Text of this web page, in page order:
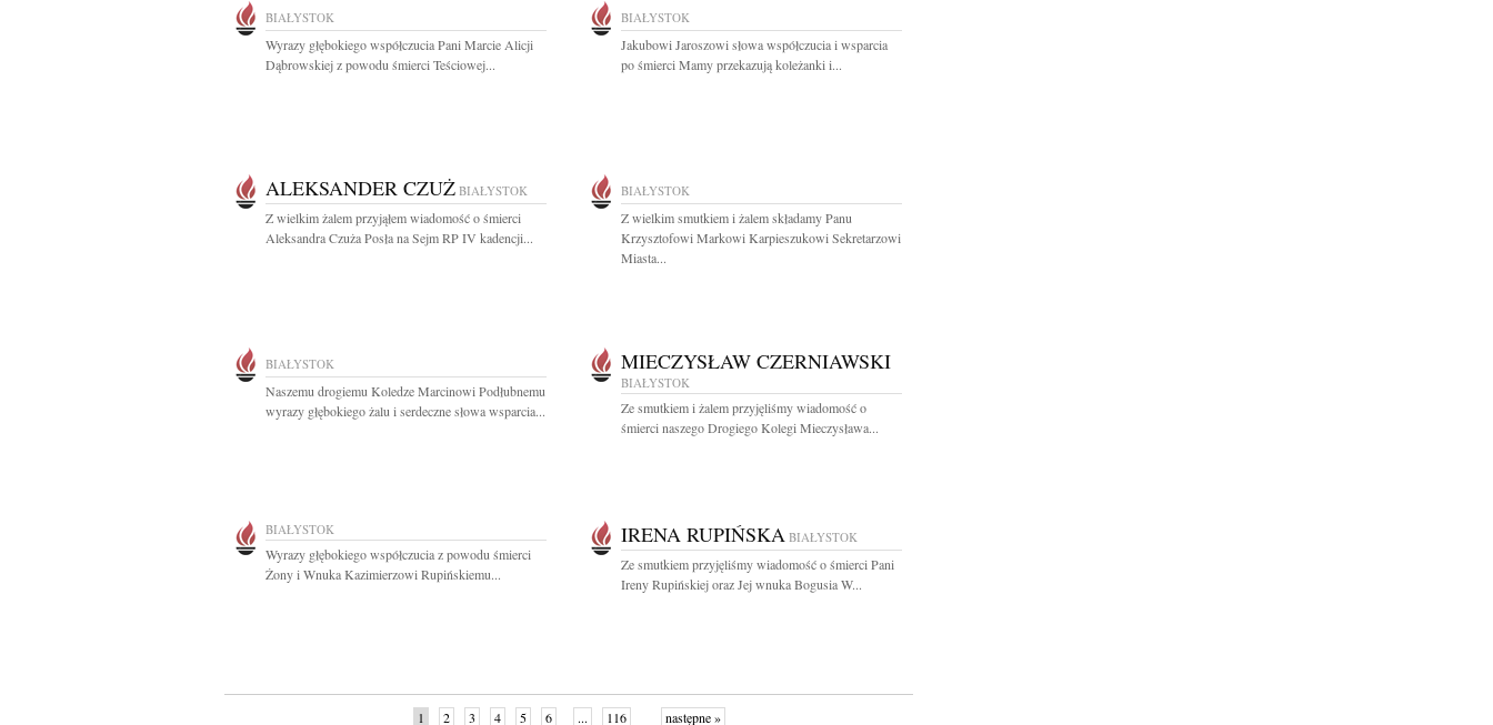
BIAŁYSTOK
Wyrazy głębokiego współczucia Pani Marcie Alicji
Dąbrowskiej z powodu śmierci Teściowej...
BIAŁYSTOK
Jakubowi Jaroszowi słowa współczucia i wsparcia
po śmierci Mamy przekazują koleżanki i...
ALEKSANDER CZUŻ BIAŁYSTOK
Z wielkim żalem przyjąłem wiadomość o śmierci
Aleksandra Czuża Posła na Sejm RP IV kadencji...
BIAŁYSTOK
Z wielkim smutkiem i żalem składamy Panu
Krzysztofowi Markowi Karpieszukowi Sekretarzowi
Miasta...
BIAŁYSTOK
Naszemu drogiemu Koledze Marcinowi Podłubnemu
wyrazy głębokiego żalu i serdeczne słowa wsparcia...
MIECZYSŁAW CZERNIAWSKI
BIAŁYSTOK
Ze smutkiem i żalem przyjęliśmy wiadomość o
śmierci naszego Drogiego Kolegi Mieczysława...
BIAŁYSTOK
Wyrazy głębokiego współczucia z powodu śmierci
Żony i Wnuka Kazimierzowi Rupińskiemu...
IRENA RUPIŃSKA BIAŁYSTOK
Ze smutkiem przyjęliśmy wiadomość o śmierci Pani
Ireny Rupińskiej oraz Jej wnuka Bogusia W...
1 2 3 4 5 6 ... 116 następne »